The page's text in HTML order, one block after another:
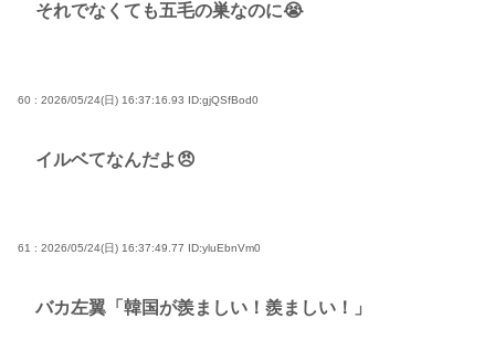
それでなくても五毛の巣なのに😭
60 : 2026/05/24(日) 16:37:16.93 ID:gjQSfBod0
イルベてなんだよ😠
61 : 2026/05/24(日) 16:37:49.77 ID:yluEbnVm0
バカ左翼「韓国が羨ましい！羨ましい！」